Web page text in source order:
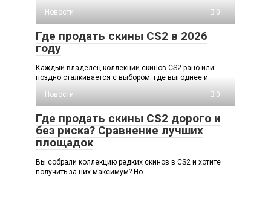
Новости
0
Где продать скины CS2 в 2026
году
Каждый владелец коллекции скинов CS2 рано или
поздно сталкивается с выбором: где выгоднее и
Новости
0
Где продать скины CS2 дорого и
без риска? Сравнение лучших
площадок
Вы собрали коллекцию редких скинов в CS2 и хотите
получить за них максимум? Но